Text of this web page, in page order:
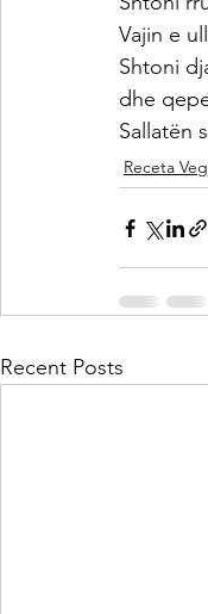
Vajin e
Shtoni
dhe
Sallatën
Receta
Recent Posts